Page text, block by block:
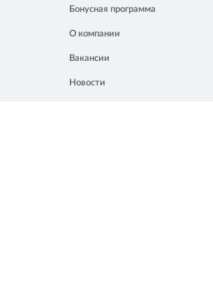
Бонусная программа
О компании
Вакансии
Новости